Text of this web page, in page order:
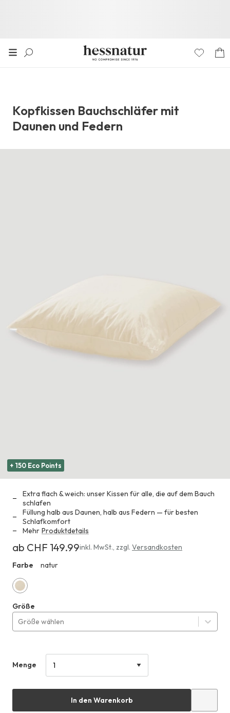
+ 150 Eco Points
Kopfkissen Bauchschläfer mit
Daunen und Federn
Extra flach & weich: unser Kissen für alle, die auf dem Bauch
schlafen
Füllung halb aus Daunen, halb aus Federn — für besten
Schlafkomfort
Mehr Produktdetails
Erhältlich
CHF 149.99
ab CHF 149.99inkl. MwSt., zzgl. Versandkosten
Farbe
natur
Größe
Größe wählen
Menge
In den Warenkorb